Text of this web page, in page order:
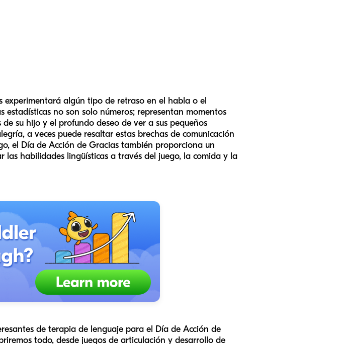
experimentará algún tipo de retraso en el habla o el
estadísticas no son solo números; representan momentos
su hijo y el profundo deseo de ver a sus pequeños
a veces puede resaltar estas brechas de comunicación
el Día de Acción de Gracias también proporciona un
habilidades lingüísticas a través del juego, la comida y la
de terapia de lenguaje para el Día de Acción de
todo, desde juegos de articulación y desarrollo de